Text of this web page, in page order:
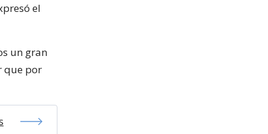
el
un gran
que por